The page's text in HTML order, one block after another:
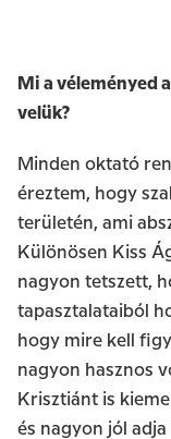
Mi a véleményed
velük?
Minden oktató
éreztem, hogy
területén, ami
Különösen Kiss
nagyon tetszett,
tapasztalataiból
hogy mire kell
nagyon hasznos
Krisztiánt is
és nagyon jól adja